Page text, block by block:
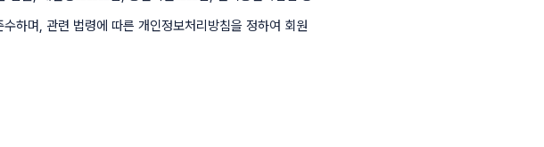
하며, 관련 법령에 따른 개인정보처리방침을 정하여 회원